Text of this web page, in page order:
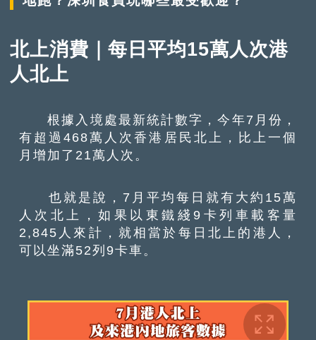
北上消費｜每日平均15萬人次港
人北上
根據入境處最新統計數字，今年7月份，
有超過468萬人次香港居民北上，比上一個
月增加了21萬人次。
也就是說，7月平均每日就有大約15萬
人次北上，如果以東鐵綫9卡列車載客量
2,845人來計，就相當於每日北上的港人，
可以坐滿52列9卡車。